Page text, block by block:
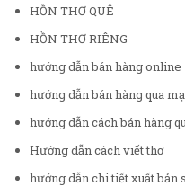
HỒN THƠ QUÊ
HỒN THƠ RIÊNG
hướng dẫn bán hàng online
hướng dẫn bán hàng qua
hướng dẫn cách bán hàng
Hướng dẫn cách viết thơ
hướng dẫn chi tiết xuất bản